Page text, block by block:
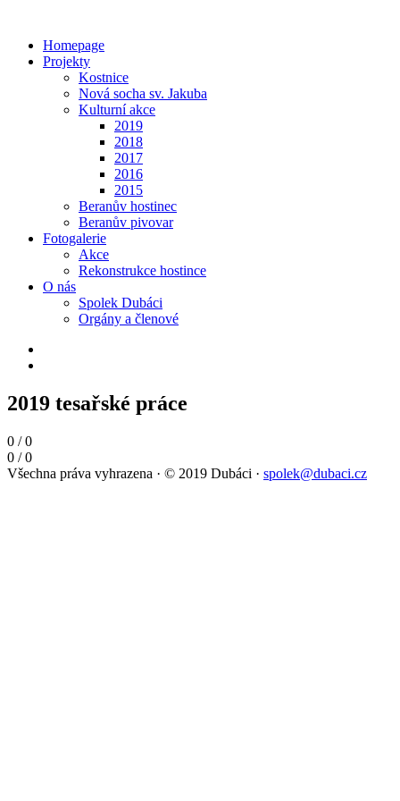
Homepage
Projekty
Kostnice
Nová socha sv. Jakuba
Kulturní akce
2019
2018
2017
2016
2015
Beranův hostinec
Beranův pivovar
Fotogalerie
Akce
Rekonstrukce hostince
O nás
Spolek Dubáci
Orgány a členové
2019 tesařské práce
0 /0
0 /0
Všechna práva vyhrazena · © 2019 Dubáci · spolek@dubaci.cz